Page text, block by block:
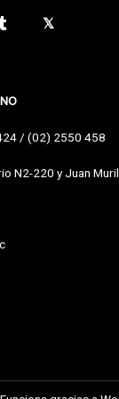
/ (02) 2550 458
N2-220 y Juan